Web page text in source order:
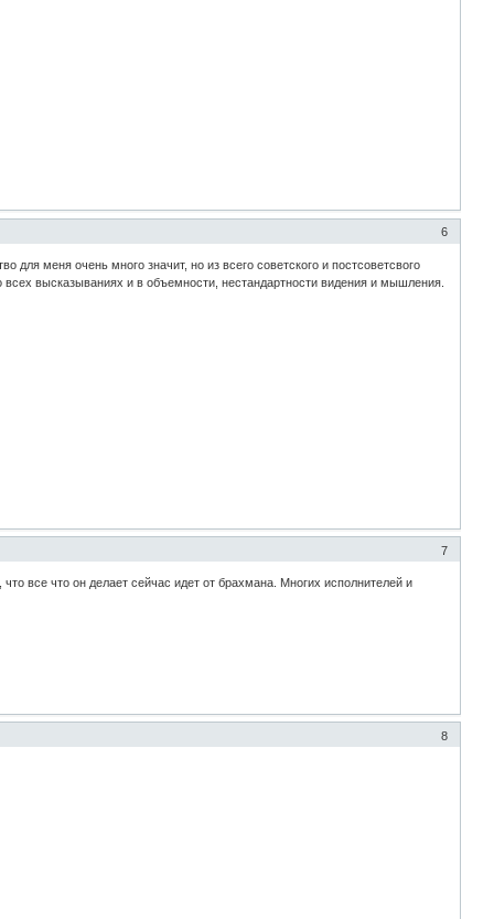
6
меня очень много значит, но из всего советского и постсоветсвого
высказываниях и в объемности, нестандартности видения и мышления.
7
все что он делает сейчас идет от брахмана. Многих исполнителей и
8